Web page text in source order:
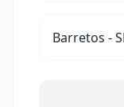
Barretos -